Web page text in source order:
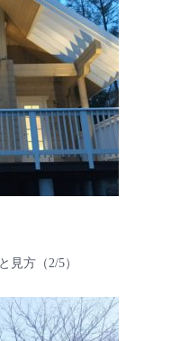
見方（2/5）